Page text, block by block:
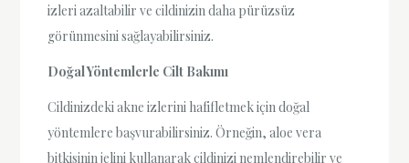
izleri azaltabilir ve cildinizin daha pürüzsüz
görünmesini sağlayabilirsiniz.
Doğal Yöntemlerle Cilt Bakımı
Cildinizdeki akne izlerini hafifletmek için doğal
yöntemlere başvurabilirsiniz. Örneğin, aloe vera
bitkisinin jelini kullanarak cildinizi nemlendirebilir ve